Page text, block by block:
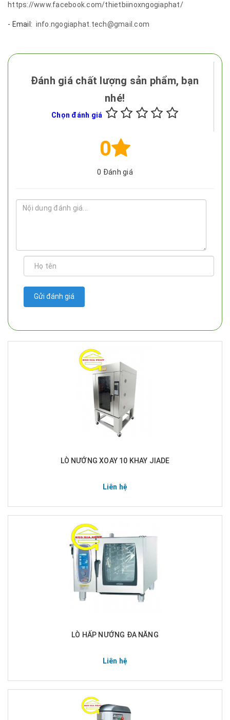
https://www.facebook.com/thietbiinoxngogiaphat/
- Email: info.ngogiaphat.tech@gmail.com
Đánh giá chất lượng sản phẩm, bạn
nhé!
Chọn đánh giá
0
0 Đánh giá
Gửi đánh giá
LÒ NƯỚNG XOAY 10 KHAY JIADE
Liên hệ
LÒ HẤP NƯỚNG ĐA NĂNG
Liên hệ